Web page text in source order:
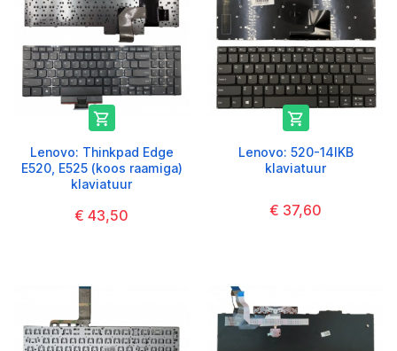

Lenovo: Thinkpad Edge
E520, E525 (koos raamiga)
klaviatuur
€ 43,50

Lenovo: 520-14IKB
klaviatuur
€ 37,60